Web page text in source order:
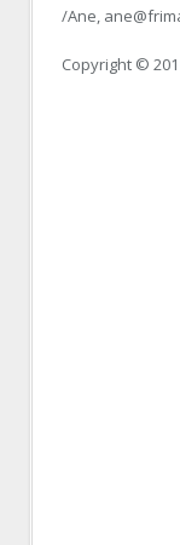
/Ane,
Copyright ©